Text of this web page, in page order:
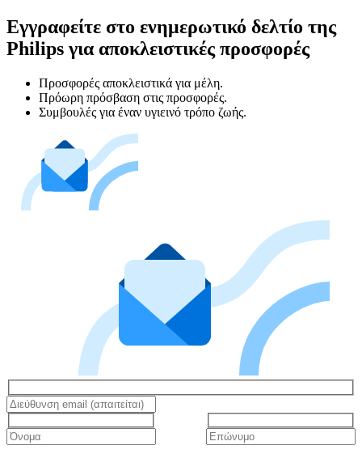
Εγγραφείτε στο ενημερωτικό δελτίο της
Philips για αποκλειστικές προσφορές
Προσφορές αποκλειστικά για μέλη.
Πρόωρη πρόσβαση στις προσφορές.
Συμβουλές για έναν υγιεινό τρόπο ζωής.